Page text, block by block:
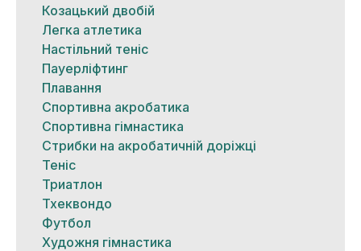
Козацький двобій
Легка атлетика
Настільний теніс
Пауерліфтинг
Плавання
Спортивна акробатика
Спортивна гімнастика
Стрибки на акробатичній доріжці
Теніс
Триатлон
Тхеквондо
Футбол
Художня гімнастика